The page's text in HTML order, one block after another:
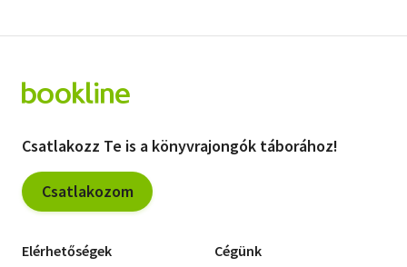
Csatlakozz Te is a könyvrajongók táborához!
Csatlakozom
Elérhetőségek Cégünk